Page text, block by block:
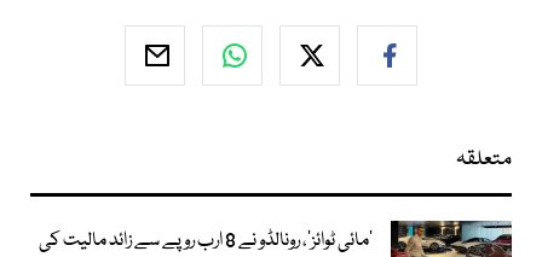
متعلقہ
’مائی ٹوائز‘، رونالڈو نے 8 ارب روپے سے زائد مالیت کی